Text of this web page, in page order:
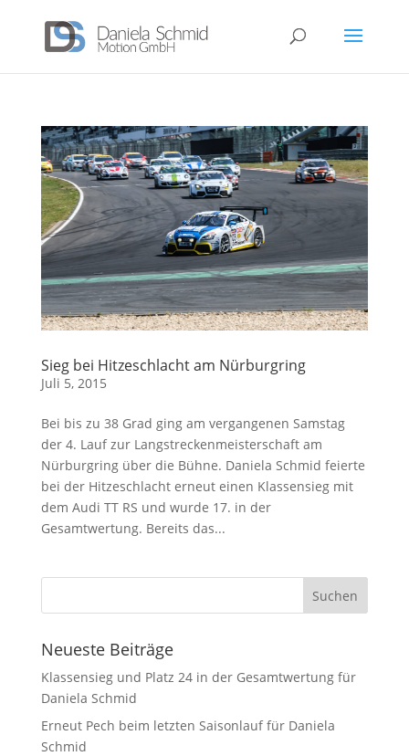
Sieg bei Hitzeschlacht am Nürburgring
Juli 5, 2015
Bei bis zu 38 Grad ging am vergangenen Samstag
der 4. Lauf zur Langstreckenmeisterschaft am
Nürburgring über die Bühne. Daniela Schmid feierte
bei der Hitzeschlacht erneut einen Klassensieg mit
dem Audi TT RS und wurde 17. in der
Gesamtwertung. Bereits das...
Neueste Beiträge
Klassensieg und Platz 24 in der Gesamtwertung für
Daniela Schmid
Erneut Pech beim letzten Saisonlauf für Daniela
Schmid